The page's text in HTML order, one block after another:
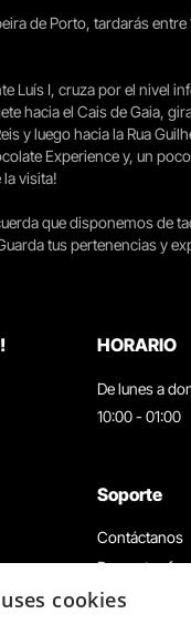
de Porto, tardarás
Luís I, cruza por el nivel
hacia el Cais de Gaia,
y luego hacia la Rua
Experience y, un
la visita!
que disponemos de
tus pertenencias y
HORARIO
De lunes a
10:00 - 01:00
Soporte
Contáctanos
Preguntas
Términos y
cookies